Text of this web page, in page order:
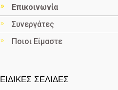
Επικοινωνία
Συνεργάτες
Ποιοι Είμαστε
ΕΙΔΙΚΕΣ ΣΕΛΙΔΕΣ